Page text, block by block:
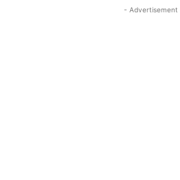
- Advertisement